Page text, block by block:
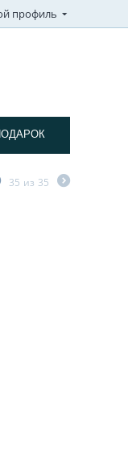
профиль
35 из 35